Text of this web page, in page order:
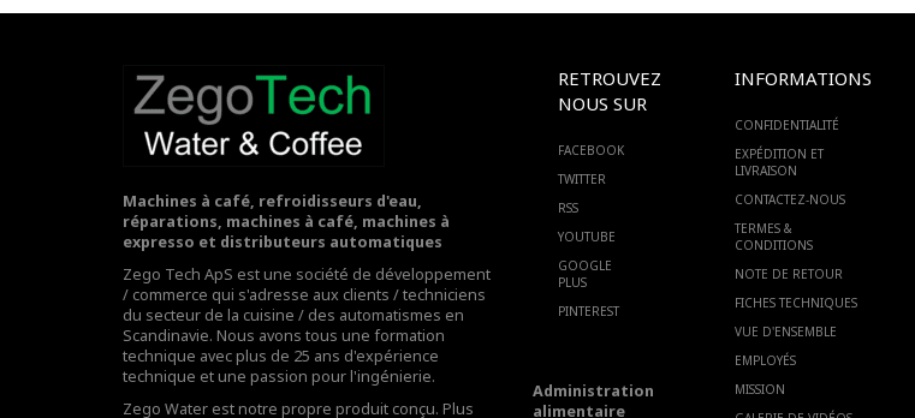
Machines à café, refroidisseurs d'eau,
réparations, machines à café, machines à
expresso et distributeurs automatiques
Zego Tech ApS est une société de développement
/ commerce qui s'adresse aux clients / techniciens
du secteur de la cuisine / des automatismes en
Scandinavie. Nous avons tous une formation
technique avec plus de 25 ans d'expérience
technique et une passion pour l'ingénierie.
Zego Water est notre propre produit conçu. Plus
RETROUVEZ
NOUS SUR
FACEBOOK
TWITTER
RSS
YOUTUBE
GOOGLE
PLUS
PINTEREST
Administration
alimentaire
INFORMATIONS
CONFIDENTIALITÉ
EXPÉDITION ET
LIVRAISON
CONTACTEZ-NOUS
TERMES &
CONDITIONS
NOTE DE RETOUR
FICHES TECHNIQUES
VUE D'ENSEMBLE
EMPLOYÉS
MISSION